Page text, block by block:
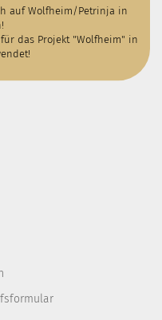
auf Wolfheim/Petrinja in
das Projekt "Wolfheim" in